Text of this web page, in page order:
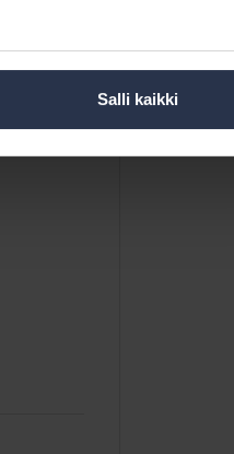
Salli kaikki